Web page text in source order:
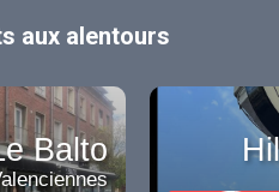
aux alentours
Balto